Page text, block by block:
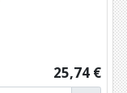
25,74 €